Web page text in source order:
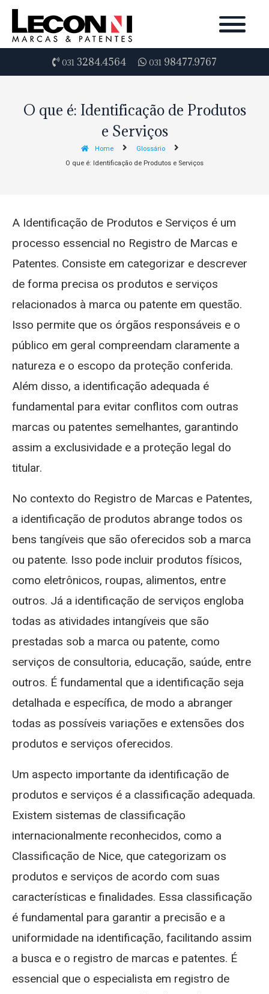
031 3284.4564 031 98477.9767
O que é: Identificação de Produtos
e Serviços
Home
Glossário
O que é: Identificação de Produtos e Serviços
A Identificação de Produtos e Serviços é um
processo essencial no Registro de Marcas e
Patentes. Consiste em categorizar e descrever
de forma precisa os produtos e serviços
relacionados à marca ou patente em questão.
Isso permite que os órgãos responsáveis e o
público em geral compreendam claramente a
natureza e o escopo da proteção conferida.
Além disso, a identificação adequada é
fundamental para evitar conflitos com outras
marcas ou patentes semelhantes, garantindo
assim a exclusividade e a proteção legal do
titular.
No contexto do Registro de Marcas e Patentes,
a identificação de produtos abrange todos os
bens tangíveis que são oferecidos sob a marca
ou patente. Isso pode incluir produtos físicos,
como eletrônicos, roupas, alimentos, entre
outros. Já a identificação de serviços engloba
todas as atividades intangíveis que são
prestadas sob a marca ou patente, como
serviços de consultoria, educação, saúde, entre
outros. É fundamental que a identificação seja
detalhada e específica, de modo a abranger
todas as possíveis variações e extensões dos
produtos e serviços oferecidos.
Um aspecto importante da identificação de
produtos e serviços é a classificação adequada.
Existem sistemas de classificação
internacionalmente reconhecidos, como a
Classificação de Nice, que categorizam os
produtos e serviços de acordo com suas
características e finalidades. Essa classificação
é fundamental para garantir a precisão e a
uniformidade na identificação, facilitando assim
a busca e o registro de marcas e patentes. É
essencial que o especialista em registro de